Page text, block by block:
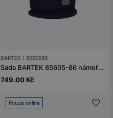
BARTEK / 8560586
Sada BARTEK 85605-86 námořnicky modrá čepice s reflexním bambulí a nákrčník
749.00 Kč
Pouze online